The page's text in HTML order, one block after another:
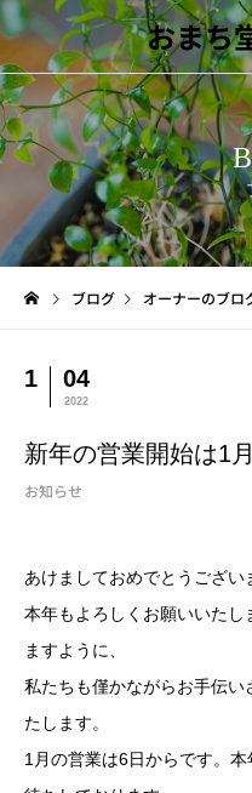
おまち
ブログ オーナーのブロ
1 04
2022
新年の営業開始は1
お知らせ
あけましておめでとうござい
本年もよろしくお願いいたし
ますように、
私たちも僅かながらお手伝
たします。
1月の営業は6日からです。